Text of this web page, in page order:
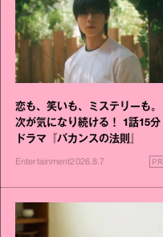
恋も、笑いも、ミステリーも。
次が気になり続ける！ 1話15分
ドラマ『バカンスの法則』
Entertainment2026.8.7 PR